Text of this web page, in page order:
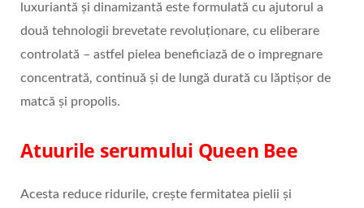
luxuriantă și dinamizantă este formulată cu ajutorul a
două tehnologii brevetate revoluționare, cu eliberare
controlată – astfel pielea beneficiază de o impregnare
concentrată, continuă și de lungă durată cu lăptișor de
matcă și propolis.
Atuurile serumului Queen Bee
Acesta reduce ridurile, crește fermitatea pielii și